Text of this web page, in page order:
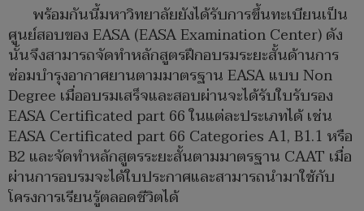
พร้อมกันนี้มหาวิทยาลัยยังได้รับการขึ้นทะเบียนเป็น
ศูนย์สอบของ EASA (EASA Examination Center) ดัง
นั้นจึงสามารถจัดทำหลักสูตรฝึกอบรมระยะสั้นด้านการ
ซ่อมบำรุงอากาศยานตามมาตรฐาน EASA แบบ Non
Degree เมื่ออบรมเสร็จและสอบผ่านจะได้รับใบรับรอง
EASA Certificated part 66 ในแต่ละประเภทได้ เช่น
EASA Certificated part 66 Categories A1, B1.1 หรือ
B2 และจัดทำหลักสูตรระยะสั้นตามมาตรฐาน CAAT เมื่อ
ผ่านการอบรมจะได้ใบประกาศและสามารถนำมาใช้กับ
โครงการเรียนรู้ตลอดชีวิตได้